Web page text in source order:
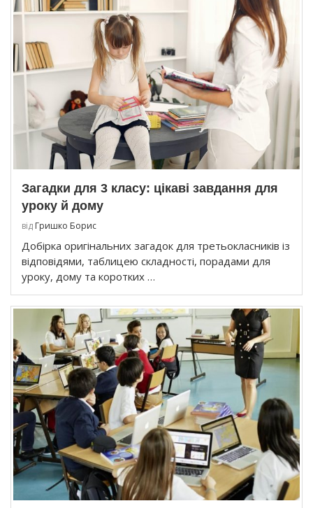
Загадки для 3 класу: цікаві завдання для
уроку й дому
від Гришко Борис
Добірка оригінальних загадок для третьокласників із
відповідями, таблицею складності, порадами для
уроку, дому та коротких …